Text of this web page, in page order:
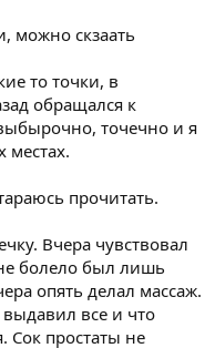
можно скзаать
то точки, в
обращался к
точечно и я
местах.
прочитать.
Вчера чувствовал
болело был лишь
опять делал массаж.
выдавил все и что
Сок простаты не